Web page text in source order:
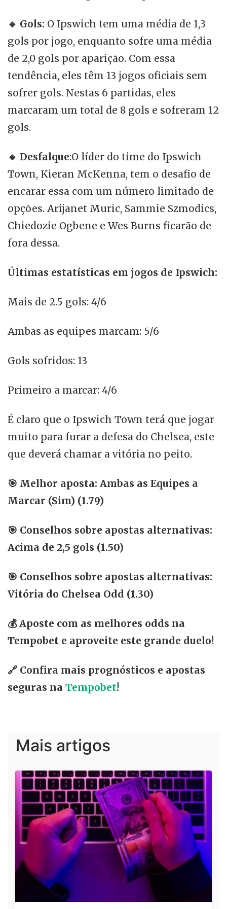
🔹 Gols: O Ipswich tem uma média de 1,3
gols por jogo, enquanto sofre uma média
de 2,0 gols por aparição. Com essa
tendência, eles têm 13 jogos oficiais sem
sofrer gols. Nestas 6 partidas, eles
marcaram um total de 8 gols e sofreram 12
gols.
🔹 Desfalque:O líder do time do Ipswich
Town, Kieran McKenna, tem o desafio de
encarar essa com um número limitado de
opções. Arijanet Muric, Sammie Szmodics,
Chiedozie Ogbene e Wes Burns ficarão de
fora dessa.
Últimas estatísticas em jogos de Ipswich:
Mais de 2.5 gols: 4/6
Ambas as equipes marcam: 5/6
Gols sofridos: 13
Primeiro a marcar: 4/6
É claro que o Ipswich Town terá que jogar
muito para furar a defesa do Chelsea, este
que deverá chamar a vitória no peito.
🎯 Melhor aposta: Ambas as Equipes a
Marcar (Sim) (1.79)
🎯 Conselhos sobre apostas alternativas:
Acima de 2,5 gols (1.50)
🎯 Conselhos sobre apostas alternativas:
Vitória do Chelsea Odd (1.30)
💰Aposte com as melhores odds na
Tempobet e aproveite este grande duelo!
🔗 Confira mais prognósticos e apostas
seguras na Tempobet!
Mais artigos